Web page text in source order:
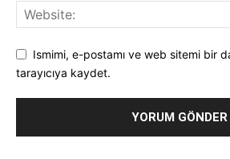
Ismimi, e-postamı ve web sitemi bir
tarayıcıya kaydet.